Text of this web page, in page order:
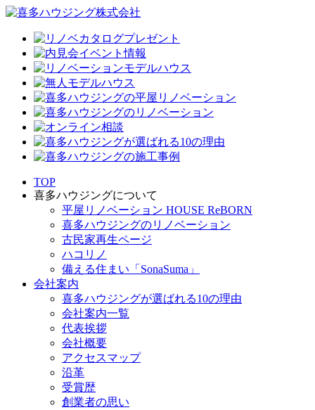
TOP
喜多ハウジングについて
平屋リノベーション HOUSE ReBORN
喜多ハウジングのリノベーション
古民家再生ページ
ハコリノ
備える住まい「SonaSuma」
会社案内
喜多ハウジングが選ばれる10の理由
会社案内一覧
代表挨拶
会社概要
アクセスマップ
沿革
受賞歴
創業者の思い